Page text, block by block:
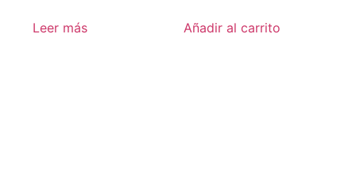
Leer más Añadir al carrito